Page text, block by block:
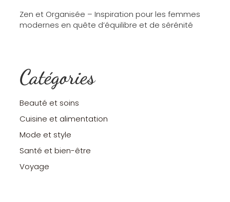
Zen et Organisée – Inspiration pour les femmes
modernes en quête d’équilibre et de sérénité
Catégories
Beauté et soins
Cuisine et alimentation
Mode et style
Santé et bien-être
Voyage